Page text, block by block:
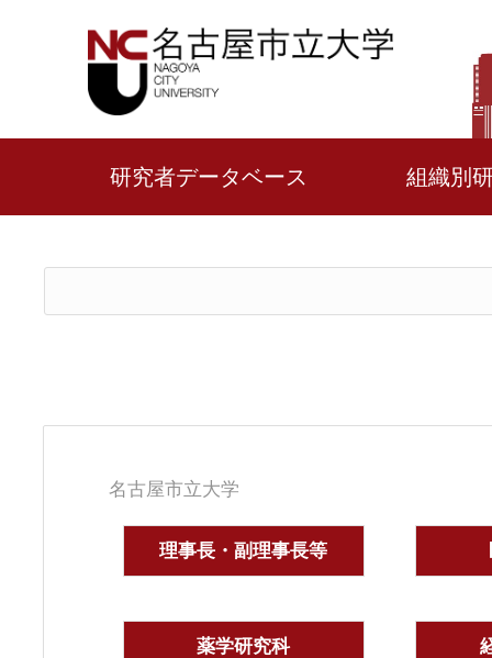
研究者データベース 組織別
名古屋市立大学
理事長・副理事長等
薬学研究科